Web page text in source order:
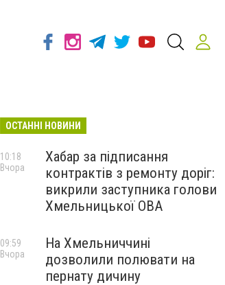
ОСТАННІ НОВИНИ
Хабар за підписання
контрактів з ремонту доріг:
викрили заступника голови
Хмельницької ОВА
10:18
Вчора
На Хмельниччині
дозволили полювати на
пернату дичину
09:59
Вчора